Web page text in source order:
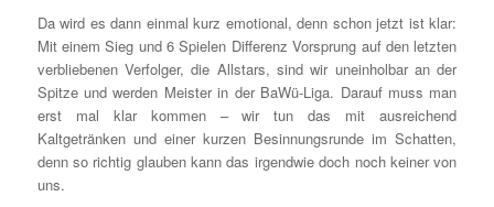
Da wird es dann einmal kurz emotional, denn schon jetzt ist klar:
Mit einem Sieg und 6 Spielen Differenz Vorsprung auf den letzten
verbliebenen Verfolger, die Allstars, sind wir uneinholbar an der
Spitze und werden Meister in der BaWü-Liga. Darauf muss man
erst mal klar kommen – wir tun das mit ausreichend
Kaltgetränken und einer kurzen Besinnungsrunde im Schatten,
denn so richtig glauben kann das irgendwie doch noch keiner von
uns.